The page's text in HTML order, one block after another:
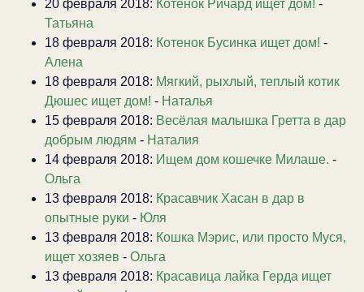
20 февраля 2018: Котенок Ричард ищет дом! -
Татьяна
18 февраля 2018: Котенок Бусинка ищет дом! -
Алена
18 февраля 2018: Мягкий, рыхлый, теплый котик
Дюшес ищет дом! - Наталья
15 февраля 2018: Весёлая малышка Гретта в дар
добрым людям - Наталия
14 февраля 2018: Ищем дом кошечке Милаше. -
Ольга
13 февраля 2018: Красавчик Хасан в дар в
опытные руки - Юля
13 февраля 2018: Кошка Мэрис, или просто Муся,
ищет хозяев - Ольга
13 февраля 2018: Красавица лайка Герда ищет